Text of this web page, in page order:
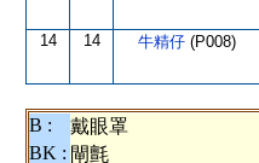
14 14 牛精仔 (P008)
B : 戴眼罩
BK : 閘氈